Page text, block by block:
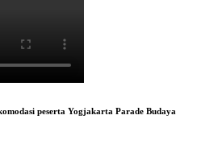
peserta Yogjakarta Parade Budaya